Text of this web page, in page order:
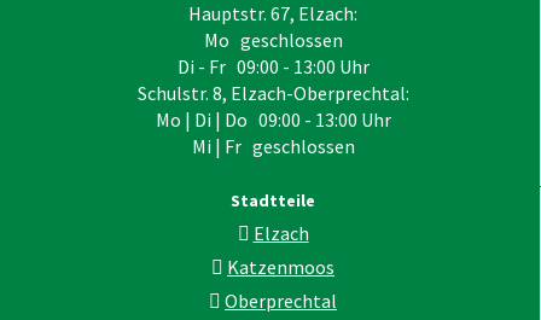
Hauptstr. 67, Elzach:
Mo geschlossen
Di - Fr 09:00 - 13:00 Uhr
Schulstr. 8, Elzach-Oberprechtal:
Mo | Di | Do 09:00 - 13:00 Uhr
Mi | Fr geschlossen
Stadtteile
Elzach
Katzenmoos
Oberprechtal